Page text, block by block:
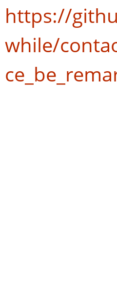
https://
while/